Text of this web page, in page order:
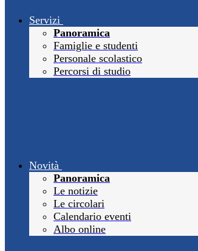
Servizi
Panoramica
Famiglie e studenti
Personale scolastico
Percorsi di studio
Novità
Panoramica
Le notizie
Le circolari
Calendario eventi
Albo online